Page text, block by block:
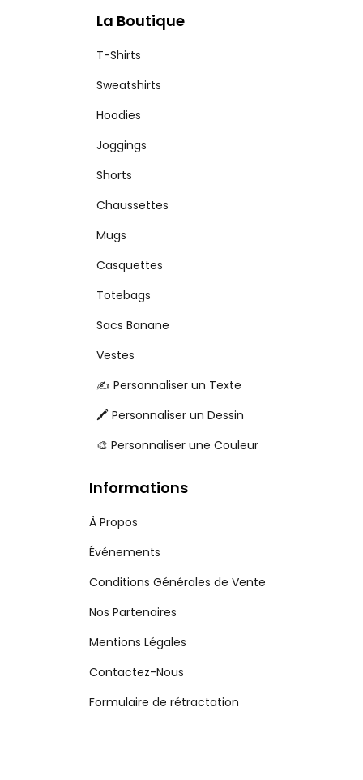
La Boutique
T-Shirts
Sweatshirts
Hoodies
Joggings
Shorts
Chaussettes
Mugs
Casquettes
Totebags
Sacs Banane
Vestes
✍️ Personnaliser un Texte
🖍️ Personnaliser un Dessin
🎨 Personnaliser une Couleur
Informations
À Propos
Événements
Conditions Générales de Vente
Nos Partenaires
Mentions Légales
Contactez-Nous
Formulaire de rétractation